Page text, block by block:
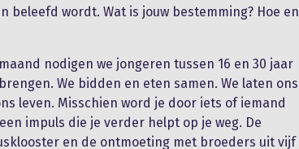
wordt. Wat is jouw bestemming? Hoe en
nodigen we jongeren tussen 16 en 30 jaar
We bidden en eten samen. We laten ons
leven. Misschien word je door iets of iemand
impuls die je verder helpt op je weg. De
en de ontmoeting met broeders uit vijf